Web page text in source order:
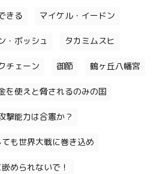
きる マイケル・イードン
・ボッシュ タカミムスヒ
チェーン 御節 鶴ヶ丘八幡宮
を使えと脅されるのみの国
撃能力は合憲か？
も世界大戦に巻き込め
められないで！